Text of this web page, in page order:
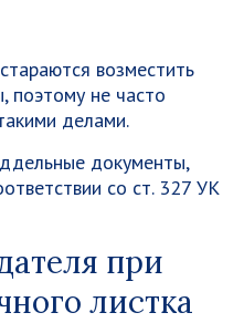
возместить
поэтому не часто
делами.
документы,
со ст. 327 УК
при
листка